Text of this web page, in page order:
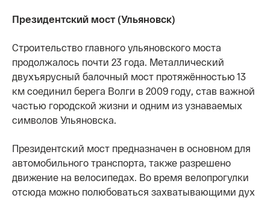
Президентский мост (Ульяновск)
Строительство главного ульяновского моста
продолжалось почти 23 года. Металлический
двухъярусный балочный мост протяжённостью 13
км соединил берега Волги в 2009 году, став важной
частью городской жизни и одним из узнаваемых
символов Ульяновска.
Президентский мост предназначен в основном для
автомобильного транспорта, также разрешено
движение на велосипедах. Во время велопрогулки
отсюда можно полюбоваться захватывающими дух